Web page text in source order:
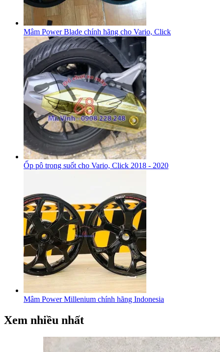
Mâm Power Blade chính hãng cho Vario, Click
Ốp pô trong suốt cho Vario, Click 2018 - 2020
Mâm Power Millenium chính hãng Indonesia
Xem nhiều nhất